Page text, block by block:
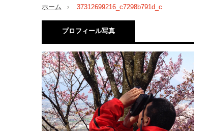
ホーム 37312699216_c7298b791d_c
プロフィール写真